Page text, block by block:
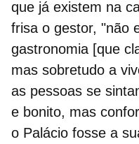
que já existem na
frisa o gestor, "não
gastronomia [que
mas sobretudo a
as pessoas se
e bonito, mas
o Palácio fosse a